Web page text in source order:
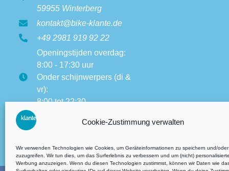
Cookie-Zustimmung verwalten
Wir verwenden Technologien wie Cookies, um Geräteinformationen zu speichern und/
zuzugreifen. Wir tun dies, um das Surferlebnis zu verbessern und um (nicht) personalisierte
Werbung anzuzeigen. Wenn du diesen Technologien zustimmst, können wir Daten wie
59955 Winterberg
kontakt@bike-klante.de
+49 2981 919 92 22
Openingstijden overdag:
8:00 - 17:30 uur
Onder schijnwerpers (di &
vr):
8:00 tot 22:30